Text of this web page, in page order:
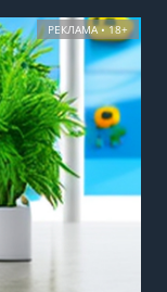
РЕКЛАМА • 18+